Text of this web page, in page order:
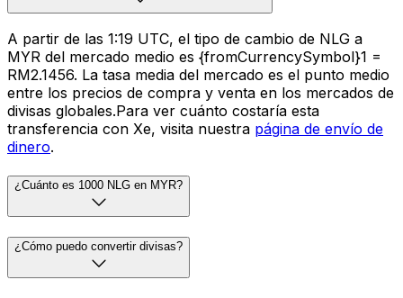
A partir de las 1:19 UTC, el tipo de cambio de NLG a
MYR del mercado medio es {fromCurrencySymbol}1 =
RM2.1456. La tasa media del mercado es el punto medio
entre los precios de compra y venta en los mercados de
divisas globales.Para ver cuánto costaría esta
transferencia con Xe, visita nuestra página de envío de
dinero.
¿Cuánto es 1000 NLG en MYR?
¿Cómo puedo convertir divisas?